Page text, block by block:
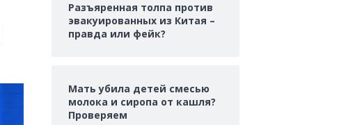
Разъяренная толпа против
эвакуированных из Китая –
правда или фейк?
Мать убила детей смесью
молока и сиропа от кашля?
Проверяем